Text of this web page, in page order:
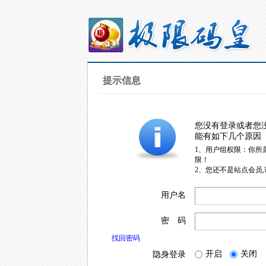
提示信息
您没有登录或者您
能有如下几个原因
1、用户组权限：你所
限！
2、您还不是站点会员
用户名
密 码
找回密码
隐身登录 开启 关闭